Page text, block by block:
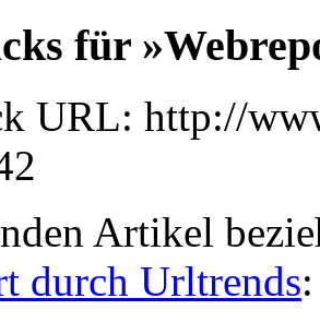
für
URL: http://
Artikel
durch Urltrends: